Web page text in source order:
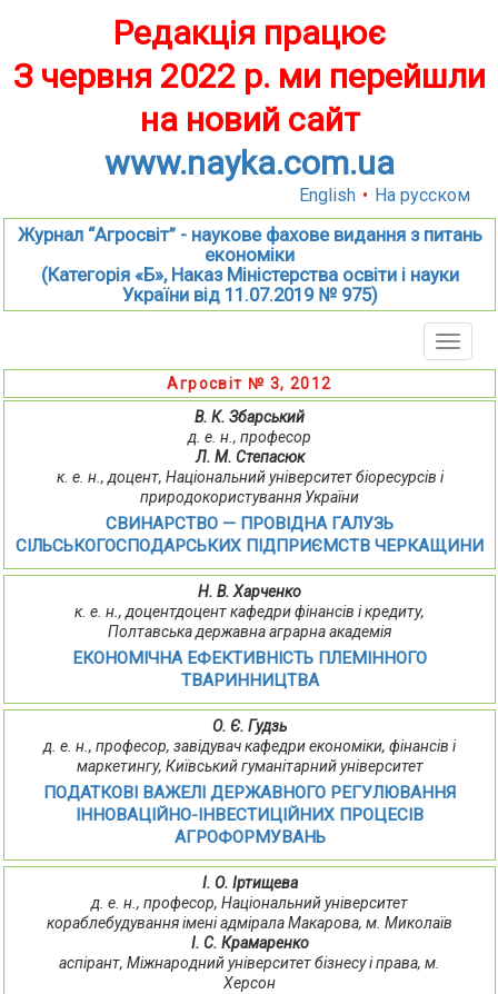
Редакція працює
З червня 2022 р. ми перейшли
на новий сайт
www.nayka.com.ua
English • На русском
Журнал “Агросвіт” - наукове фахове видання з питань
економіки
(Категорія «Б», Наказ Міністерства освіти і науки
України від 11.07.2019 № 975)
Toggle
Агросвіт № 3, 2012
В. К. Збарський
д. е. н., професор
Л. М. Степасюк
к. е. н., доцент, Національний університет біоресурсів і
природокористування України
СВИНАРСТВО — ПРОВІДНА ГАЛУЗЬ
СІЛЬСЬКОГОСПОДАРСЬКИХ ПІДПРИЄМСТВ ЧЕРКАЩИНИ
Н. В. Харченко
к. е. н., доцентдоцент кафедри фінансів і кредиту,
Полтавська державна аграрна академія
ЕКОНОМІЧНА ЕФЕКТИВНІСТЬ ПЛЕМІННОГО
ТВАРИННИЦТВА
О. Є. Гудзь
д. е. н., професор, завідувач кафедри економіки, фінансів і
маркетингу, Київський гуманітарний університет
ПОДАТКОВІ ВАЖЕЛІ ДЕРЖАВНОГО РЕГУЛЮВАННЯ
ІННОВАЦІЙНО-ІНВЕСТИЦІЙНИХ ПРОЦЕСІВ
АГРОФОРМУВАНЬ
І. О. Іртищева
д. е. н., професор, Національний університет
кораблебудування імені адмірала Макарова, м. Миколаїв
І. С. Крамаренко
аспірант, Міжнародний університет бізнесу і права, м.
Херсон